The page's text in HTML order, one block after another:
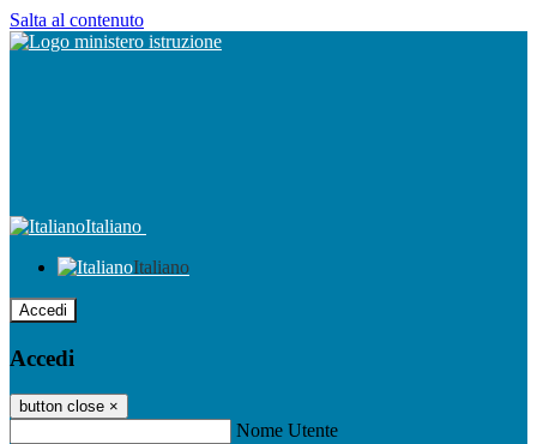
Salta al contenuto
Italiano
Italiano
Accedi
Accedi
button close ×
Nome Utente